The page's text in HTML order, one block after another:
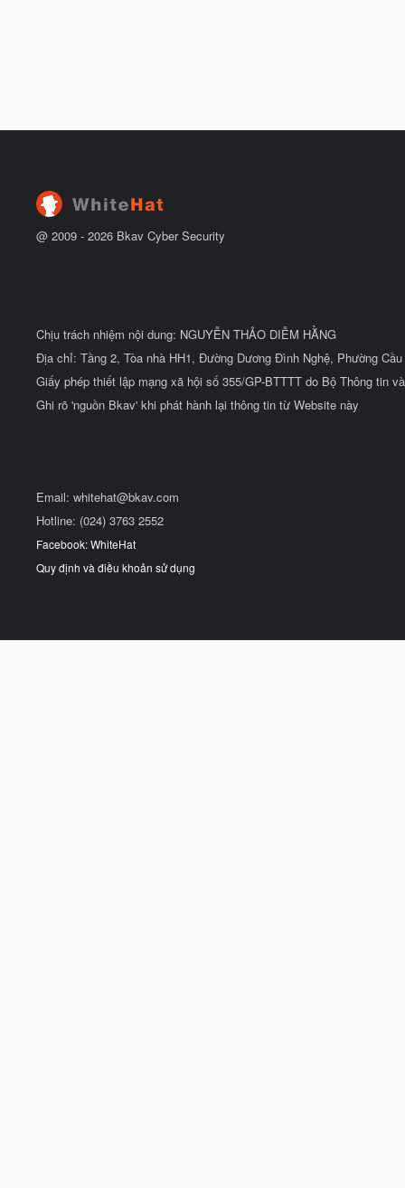
@ 2009 - 2026 Bkav Cyber Security
Chịu trách nhiệm nội dung: NGUYỄN THẢO DIỄM HẰNG
Địa chỉ: Tầng 2, Tòa nhà HH1, Đường Dương Đình Nghệ, Phường
Giấy phép thiết lập mạng xã hội số 355/GP-BTTTT do Bộ Thông tin
Ghi rõ 'nguồn Bkav' khi phát hành lại thông tin từ Website này
Email: whitehat@bkav.com
Hotline: (024) 3763 2552
Facebook: WhiteHat
Quy định và điều khoản sử dụng